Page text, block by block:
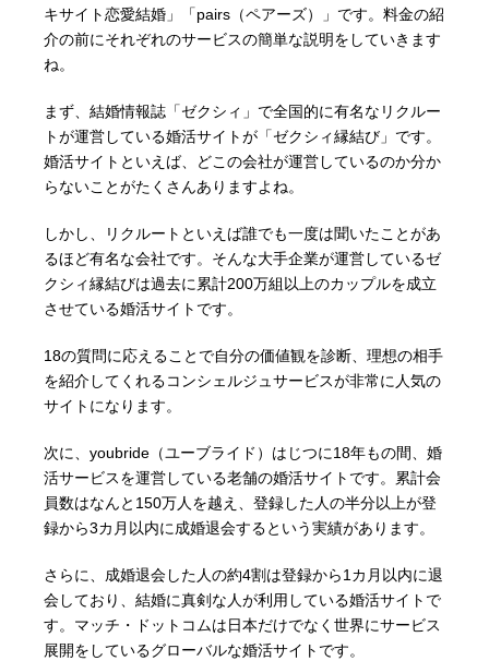
キサイト恋愛結婚」「pairs（ペアーズ）」です。料金の紹
介の前にそれぞれのサービスの簡単な説明をしていきます
ね。
まず、結婚情報誌「ゼクシィ」で全国的に有名なリクルー
トが運営している婚活サイトが「ゼクシィ縁結び」です。
婚活サイトといえば、どこの会社が運営しているのか分か
らないことがたくさんありますよね。
しかし、リクルートといえば誰でも一度は聞いたことがあ
るほど有名な会社です。そんな大手企業が運営しているゼ
クシィ縁結びは過去に累計200万組以上のカップルを成立
させている婚活サイトです。
18の質問に応えることで自分の価値観を診断、理想の相手
を紹介してくれるコンシェルジュサービスが非常に人気の
サイトになります。
次に、youbride（ユーブライド）はじつに18年もの間、婚
活サービスを運営している老舗の婚活サイトです。累計会
員数はなんと150万人を越え、登録した人の半分以上が登
録から3カ月以内に成婚退会するという実績があります。
さらに、成婚退会した人の約4割は登録から1カ月以内に退
会しており、結婚に真剣な人が利用している婚活サイトで
す。マッチ・ドットコムは日本だけでなく世界にサービス
展開をしているグローバルな婚活サイトです。